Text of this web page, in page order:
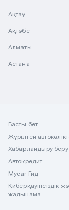
Ақтау
Ақтөбе
Алматы
Астана
Басты бет
Жүрілген
Хабарландыру беру
Автокредит
Mycar Гид
Киберқауіпсіздік
жадынама